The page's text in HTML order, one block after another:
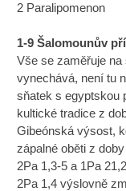
2 Paralipomenon
1-9 Šalomounův
Vše se zaměřuje
vynechává, není tu
sňatek s egyptskou
kultické tradice z
Gibeónská výsost,
zápalné oběti z
2Pa 1,3-5 a 1Pa
2Pa 1,4 výslovně